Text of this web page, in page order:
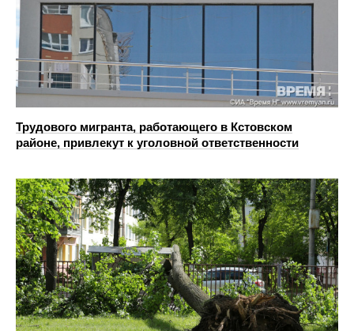
Трудового мигранта, работающего в Кстовском
районе, привлекут к уголовной ответственности